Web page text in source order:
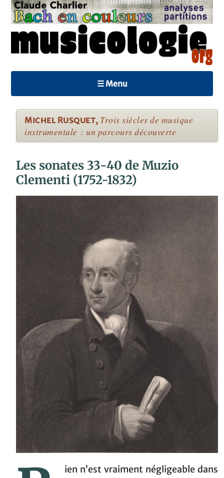
☰ Menu
Michel Rusquet, Trois siècles de musique
instrumentale : un parcours découverte
Les sonates 33-40 de Muzio
Clementi (1752-1832)
ien n’est vraiment négligeable dans